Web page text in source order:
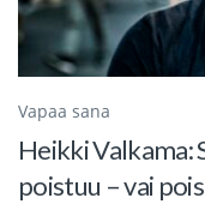
Vapaa sana
Heikki Valkama:
poistuu – vai